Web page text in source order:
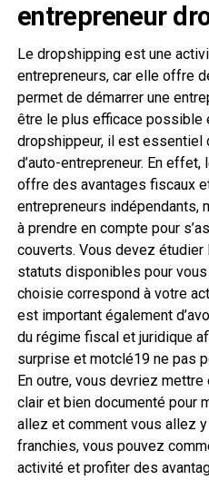
entrepreneur
Le dropshipping est une
entrepreneurs, car elle offre
permet de démarrer une
être le plus efficace possible
dropshippeur, il est essentiel
d’auto-entrepreneur. En
offre des avantages fiscaux
entrepreneurs indépendants,
à prendre en compte pour
couverts. Vous devez
statuts disponibles pour
choisie correspond à votre
est important également
du régime fiscal et juridique
surprise et motclé19 ne pas
En outre, vous devriez mettre
clair et bien documenté pour
allez et comment vous allez
franchies, vous pouvez
activité et profiter des